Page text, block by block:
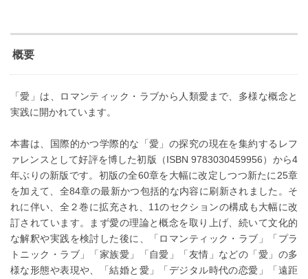
概要
「愛」は、ロマンティック・ラブから人類愛まで、多様な概念と
実践に開かれています。
本書は、国際的かつ学際的な「愛」の探究の現在を集約するレフ
ァレンスとして好評を博した初版（ISBN 9783030459956）から4
年ぶりの新版です。初版の全60章を大幅に改定しつつ新たに25章
を加えて、全84章の最新かつ包括的な内容に刷新されました。そ
れに伴い、全２巻に拡充され、11のセクションの構成も大幅に改
訂されています。まず愛の理論と概念を取り上げ、続いて文化的
な解釈や実践を検討した後に、「ロマンティック・ラブ」「プラ
トニック・ラブ」「家族愛」「自愛」「友情」などの「愛」の多
様な形態や表現や、「結婚と愛」「デジタル時代の恋愛」「遠距